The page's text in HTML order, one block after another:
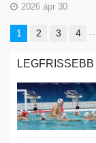
2026 ápr 30
1 2 3 4